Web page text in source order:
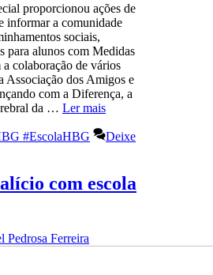
proporcionou ações de
informar a comunidade
sociais,
para alunos com Medidas
colaboração de vários
Associação dos Amigos e
com a Diferença, a
da … Ler mais
#EscolaHBG
Deixe
com escola
Pedrosa Ferreira